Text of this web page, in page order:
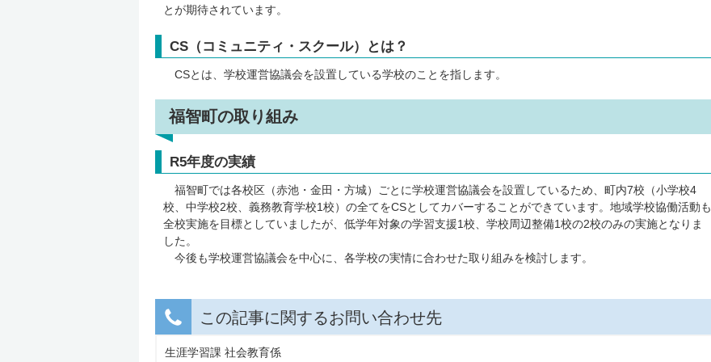
とが期待されています。
CS（コミュニティ・スクール）とは？
CSとは、学校運営協議会を設置している学校のことを指します。
福智町の取り組み
R5年度の実績
福智町では各校区（赤池・金田・方城）ごとに学校運営協議会を設置しているため、町内7校（小学校4
校、中学校2校、義務教育学校1校）の全てをCSとしてカバーすることができています。地域学校協働活動も
全校実施を目標としていましたが、低学年対象の学習支援1校、学校周辺整備1校の2校のみの実施となりま
した。
今後も学校運営協議会を中心に、各学校の実情に合わせた取り組みを検討します。
この記事に関するお問い合わせ先
生涯学習課 社会教育係